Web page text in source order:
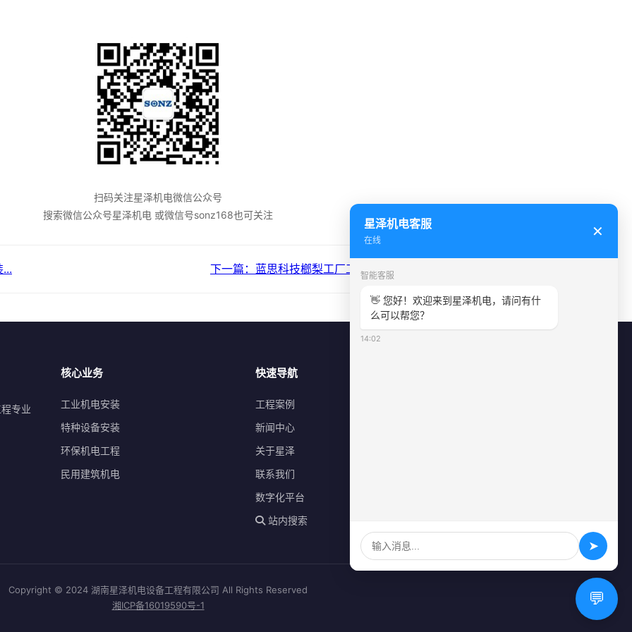
扫码关注星泽机电微信公众号
搜索微信公众号星泽机电 或微信号sonz168也可关注
下一篇：蓝思科技榔梨工厂工业管道安装工程 ...
专业
核心业务
工业机电安装
特种设备安装
环保机电工程
民用建筑机电
快速导航
工程案例
新闻中心
关于星泽
联系我们
数字化平台
站内搜索
Copyright © 2024 湖南星泽机电设备工程有限公司 All Rights Reserved
湘ICP备16019590号-1
💬
星泽机电客服
在线
✕
智能客服
👋 您好！欢迎来到星泽机电，请问有什
么可以帮您？
14:02
➤